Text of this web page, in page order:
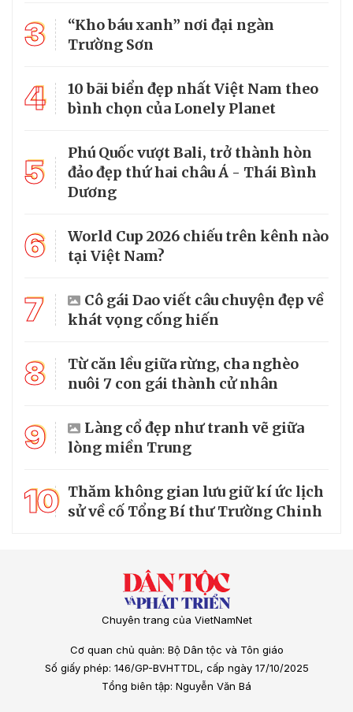
3
“Kho báu xanh” nơi đại ngàn
Trường Sơn
4
10 bãi biển đẹp nhất Việt Nam theo
bình chọn của Lonely Planet
5
Phú Quốc vượt Bali, trở thành hòn
đảo đẹp thứ hai châu Á - Thái Bình
Dương
6
World Cup 2026 chiếu trên kênh nào
tại Việt Nam?
7
Cô gái Dao viết câu chuyện đẹp về
khát vọng cống hiến
8
Từ căn lều giữa rừng, cha nghèo
nuôi 7 con gái thành cử nhân
9
Làng cổ đẹp như tranh vẽ giữa
lòng miền Trung
10 Thăm không gian lưu giữ kí ức lịch
sử về cố Tổng Bí thư Trường Chinh
Chuyên trang của VietNamNet
Cơ quan chủ quản: Bộ Dân tộc và Tôn giáo
Số giấy phép: 146/GP-BVHTTDL, cấp ngày 17/10/2025
Tổng biên tập: Nguyễn Văn Bá